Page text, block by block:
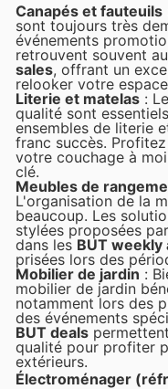
Canapés et fauteuils
sont toujours très
événements
retrouvent souvent
sales, offrant un
relooker votre
Literie et matelas :
qualité sont
ensembles de literie
franc succès.
votre couchage à
clé.
Meubles de
L'organisation de la
beaucoup. Les
stylées proposées
dans les BUT weekly
prisées lors des
Mobilier de jardin :
mobilier de jardin
notamment lors des
des événements
BUT deals
qualité pour profiter
extérieurs.
Électroménager